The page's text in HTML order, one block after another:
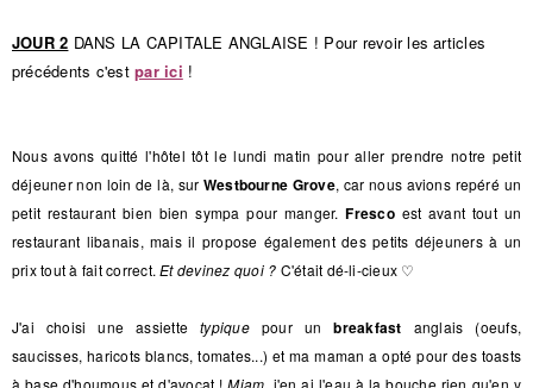
JOUR 2 DANS LA CAPITALE ANGLAISE ! Pour revoir les articles
précédents c'estpar ici !
Nous avons quitté l'hôtel tôt le lundi matin pour aller prendre notre petit
déjeuner non loin de là, sur Westbourne Grove, car nous avions repéré un
petit restaurant bien bien sympa pour manger.Fresco est avant tout un
restaurant libanais, mais il propose également des petits déjeuners à un
prix tout à fait correct.Et devinez quoi ? C'était dé-li-cieux ♡
J'ai choisi une assiettetypique pour unbreakfast anglais (oeufs,
saucisses, haricots blancs, tomates...) et ma maman a opté pour des toasts
à base d'houmous et d'avocat !Miam, j'en ai l'eau à la bouche rien qu'en y